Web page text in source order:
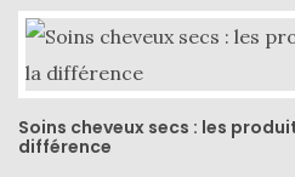
Soins cheveux secs : les
différence